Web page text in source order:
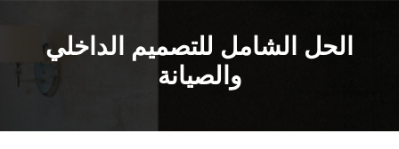
الحل الشامل للتصميم الداخلي
والصيانة